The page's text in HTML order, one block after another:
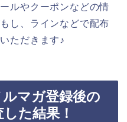
ルやクーポンなどの情
し、ラインなどで配布
ただきます♪
マガ登録後の
た結果！